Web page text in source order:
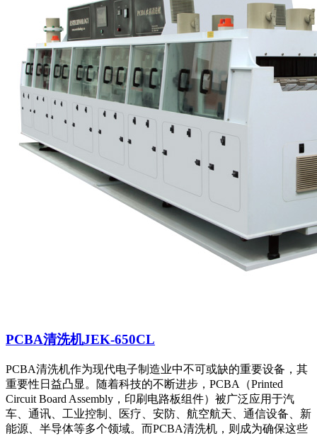
PCBA清洗机JEK-650CL
PCBA清洗机作为现代电子制造业中不可或缺的重要设备，其
重要性日益凸显。随着科技的不断进步，PCBA（Printed
Circuit Board Assembly，印刷电路板组件）被广泛应用于汽
车、通讯、工业控制、医疗、安防、航空航天、通信设备、新
能源、半导体等多个领域。而PCBA清洗机，则成为确保这些